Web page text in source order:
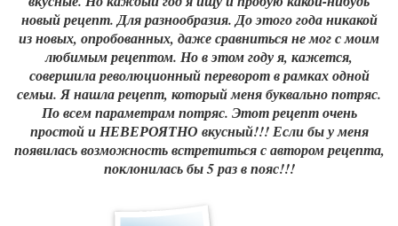
новый рецепт. Для разнообразия. До этого года никакой
из новых, опробованных, даже сравниться не мог с моим
любимым рецептом. Но в этом году я, кажется,
совершила революционный переворот в рамках одной
семьи. Я нашла рецепт, который меня буквально потряс.
По всем параметрам потряс. Этот рецепт очень
простой и НЕВЕРОЯТНО вкусный!!! Если бы у меня
появилась возможность встретиться с автором рецепта,
поклонилась бы 5 раз в пояс!!!